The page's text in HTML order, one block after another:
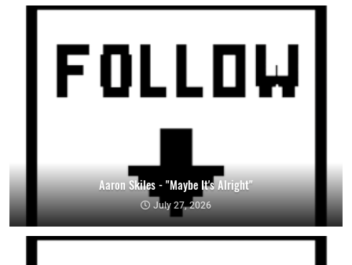
Aaron Skiles - "Maybe It's Alright"
July 27, 2026